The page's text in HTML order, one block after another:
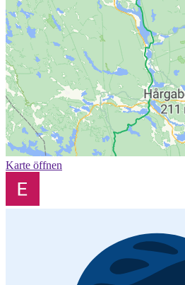
Karte öffnen